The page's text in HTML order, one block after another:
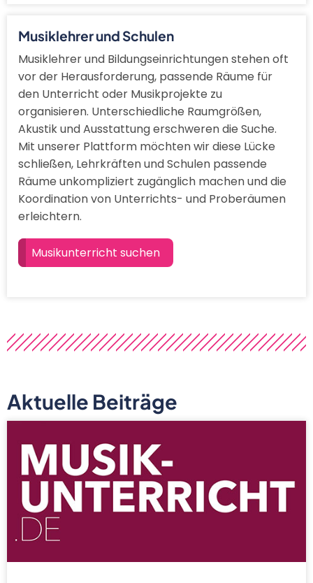
Musiklehrer und Schulen
Musiklehrer und Bildungseinrichtungen stehen oft
vor der Herausforderung, passende Räume für
den Unterricht oder Musikprojekte zu
organisieren. Unterschiedliche Raumgrößen,
Akustik und Ausstattung erschweren die Suche.
Mit unserer Plattform möchten wir diese Lücke
schließen, Lehrkräften und Schulen passende
Räume unkompliziert zugänglich machen und die
Koordination von Unterrichts- und Proberäumen
erleichtern.
Musikunterricht suchen
Aktuelle Beiträge